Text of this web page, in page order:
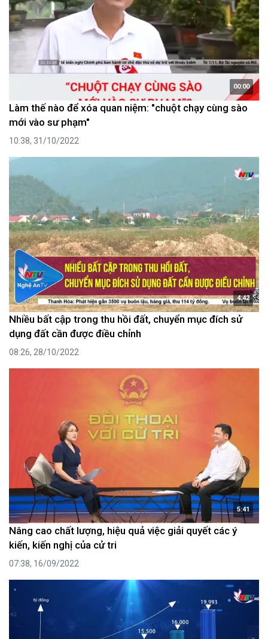
00:00
Làm thế nào để xóa quan niệm: "chuột chạy cùng sào
mới vào sư phạm"
10:38, 31/10/2022
4:42
Nhiều bất cập trong thu hồi đất, chuyển mục đích sử
dụng đất cần được điều chỉnh
08:26, 28/10/2022
5:41
Nâng cao chất lượng, hiệu quả việc giải quyết các ý
kiến, kiến nghị của cử tri
07:38, 16/09/2022